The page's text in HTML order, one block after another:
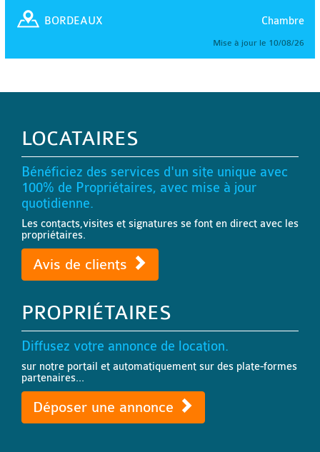
Chambre
BORDEAUX
Mise à jour le 10/08/26
LOCATAIRES
Bénéficiez des services d'un site unique avec
100% de Propriétaires, avec mise à jour
quotidienne.
Les contacts,visites et signatures se font en direct avec les
propriétaires.
Avis de clients
PROPRIÉTAIRES
Diffusez votre annonce de location.
sur notre portail et automatiquement sur des plate-formes
partenaires...
Déposer une annonce